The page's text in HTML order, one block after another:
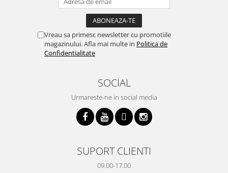
Vreau sa primesc newsletter cu promotiile
magazinului. Afla mai multe in Politica de
Confidentialitate
SOCIAL
Urmareste-ne in social media
SUPORT CLIENTI
09.00-17.00